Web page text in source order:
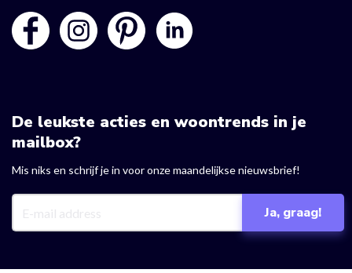
De leukste acties en woontrends in je
mailbox?
Mis niks en schrijf je in voor onze maandelijkse nieuwsbrief!